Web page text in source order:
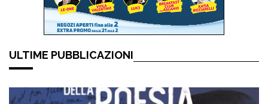
ULTIME PUBBLICAZIONI